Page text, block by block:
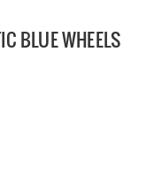
BLUE WHEELS